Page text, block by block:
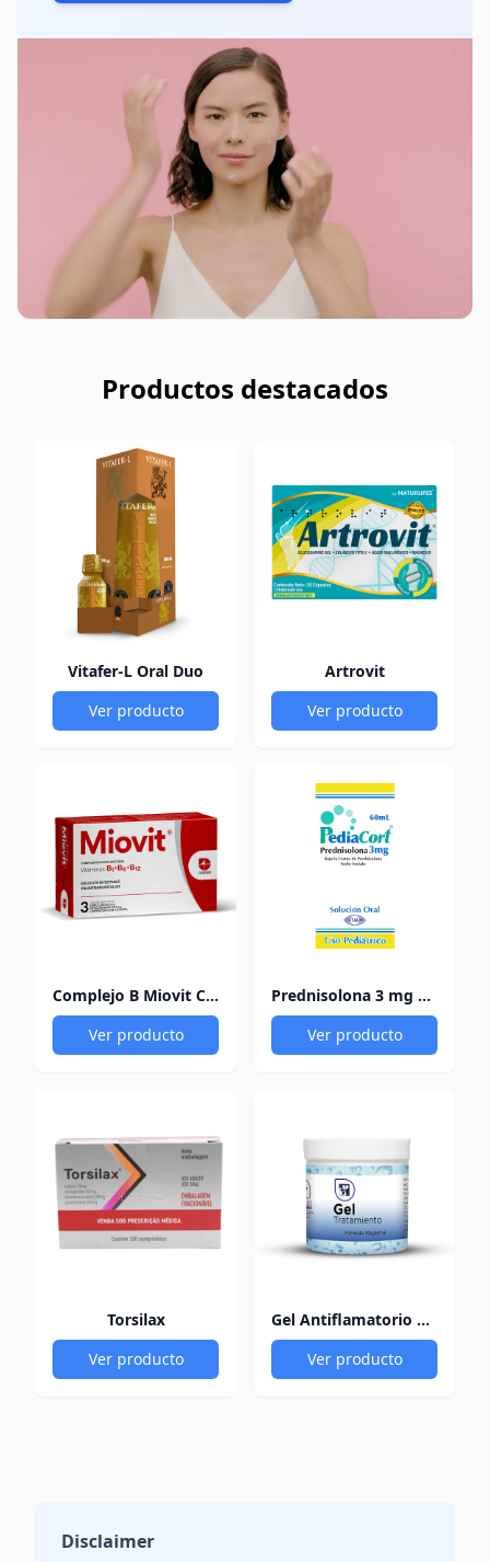
Productos destacados
Vitafer-L Oral Duo
Ver producto
Artrovit
Ver producto
Complejo B Miovit Cofasa
Ver producto
Prednisolona 3 mg Pediacort
Ver producto
Torsilax
Ver producto
Gel Antiflamatorio 60Gr
Ver producto
Disclaimer